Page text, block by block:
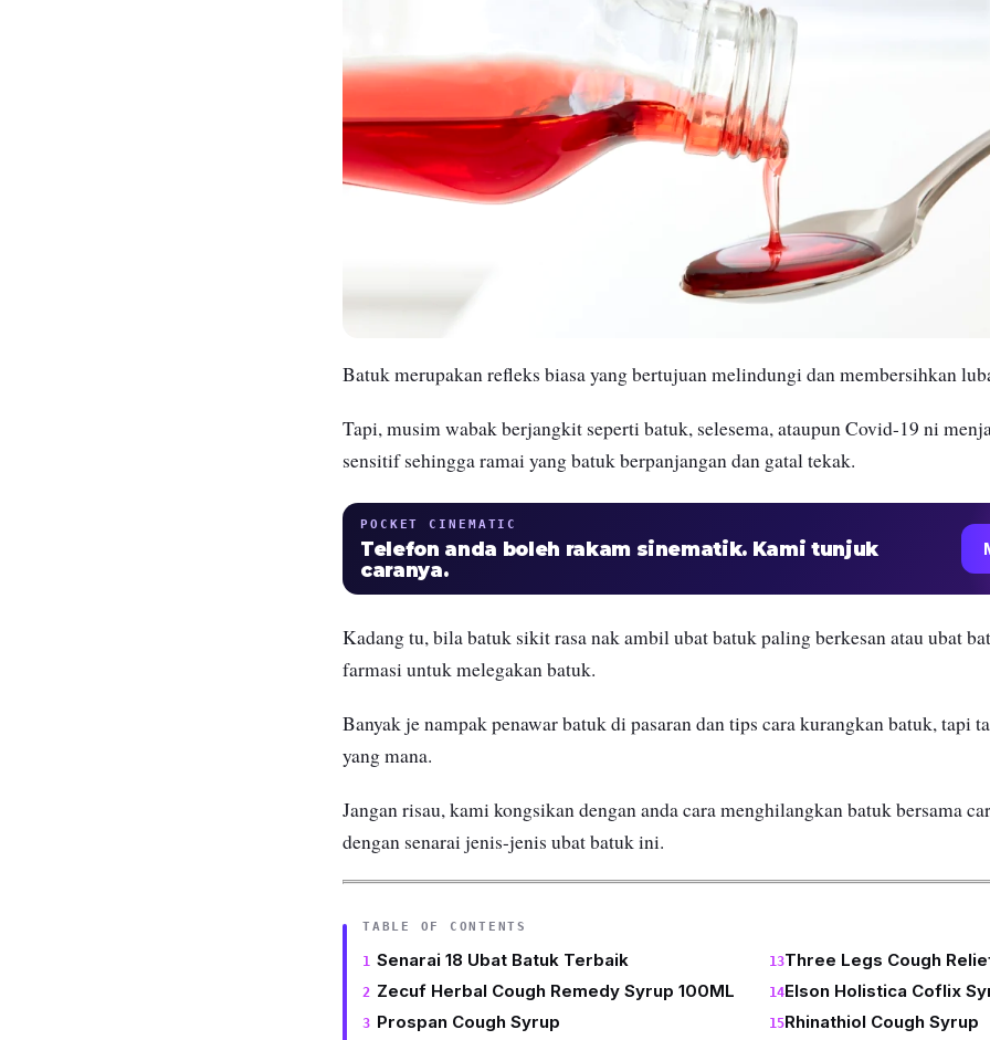
Batuk merupakan refleks biasa yang bertujuan melindungi dan membersihkan
Tapi, musim wabak berjangkit seperti batuk, selesema, ataupun Covid-19 ni
sensitif sehingga ramai yang batuk berpanjangan dan gatal tekak.
POCKET CINEMATIC
Telefon anda boleh rakam sinematik. Kami tunjuk
caranya.
Kadang tu, bila batuk sikit rasa nak ambil ubat batuk paling berkesan atauubat
farmasiuntuk melegakan batuk.
Banyak je nampak penawar batuk di pasaran dan tips cara kurangkan batuk, tapi
yang mana.
Jangan risau, kami kongsikan dengan andacara menghilangkan batuk bersama
dengan senarai jenis-jenis ubat batuk ini.
TABLE OF CONTENTS
Senarai 18 Ubat Batuk Terbaik
Zecuf Herbal Cough Remedy Syrup 100ML
Prospan Cough Syrup
Three Legs Cough
Elson Holistica Coflix
Rhinathiol Cough Syrup